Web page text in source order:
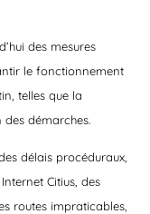
des mesures
le fonctionnement
telles que la
démarches.
délais procéduraux,
Citius, des
routes impraticables,